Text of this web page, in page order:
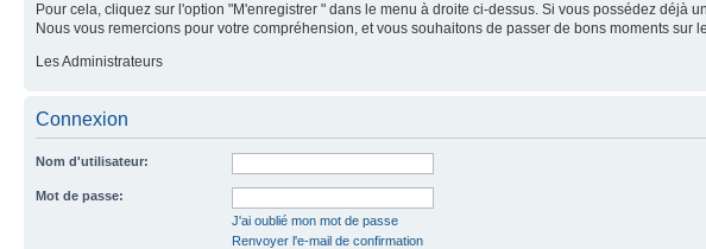
Pour cela, cliquez sur l'option "M'enregistrer " dans le menu à droite ci-dessus. Si vous possédez déjà
Nous vous remercions pour votre compréhension, et vous souhaitons de passer de bons moments sur
Les Administrateurs
Connexion
Nom d'utilisateur:
Mot de passe:
J'ai oublié mon mot de passe
Renvoyer l'e-mail de confirmation